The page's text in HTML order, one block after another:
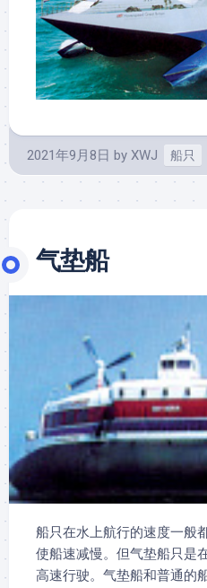
2021年9月8日 by XWJ 船只
气垫船
船只在水上航行的速度一般
使船速减慢。但气垫船只是
高速行驶。气垫船和普通的